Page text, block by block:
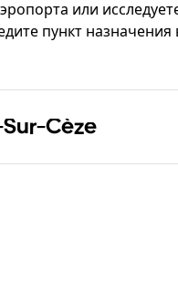
или
пункт назначения
Cèze